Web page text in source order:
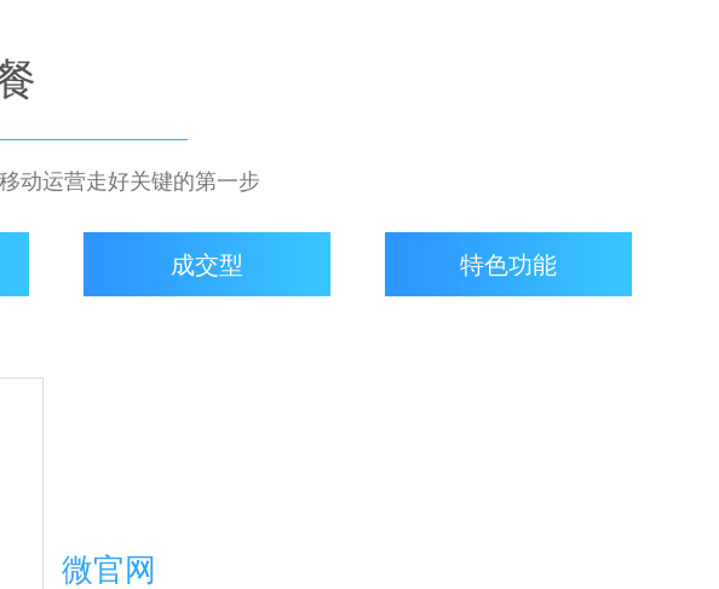
动运营走好关键的第一步
成交型 特色功能
微官网